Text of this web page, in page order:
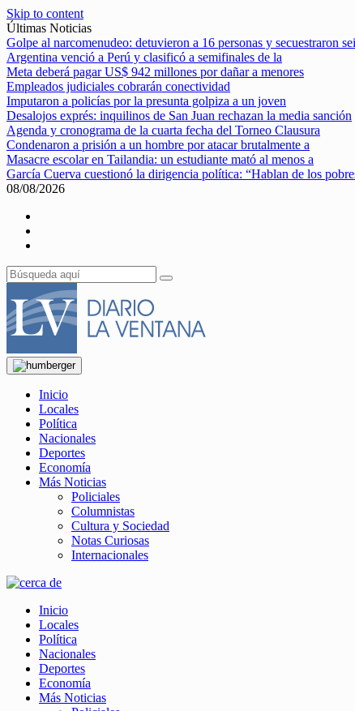
Skip to content
Últimas Noticias
Golpe al narcomenudeo: detuvieron a 16 personas y secuestraron
Argentina venció a Perú y clasificó a semifinales de la
Meta deberá pagar US$ 942 millones por dañar a menores
Empleados judiciales cobrarán conectividad
Imputaron a policías por la presunta golpiza a un joven
Desalojos exprés: inquilinos de San Juan rechazan la media sanción
Agenda y cronograma de la cuarta fecha del Torneo Clausura
Condenaron a prisión a un hombre por atacar brutalmente a
Masacre escolar en Tailandia: un estudiante mató al menos a
García Cuerva cuestionó la dirigencia política: “Hablan de los
08/08/2026
Inicio
Locales
Política
Nacionales
Deportes
Economía
Más Noticias
Policiales
Columnistas
Cultura y Sociedad
Notas Curiosas
Internacionales
Inicio
Locales
Política
Nacionales
Deportes
Economía
Más Noticias